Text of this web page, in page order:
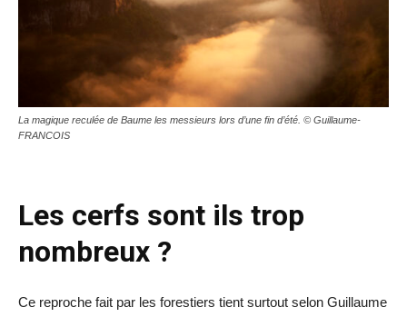
La magique reculée de Baume les messieurs lors d’une fin d’été. © Guillaume-
FRANCOIS
Les cerfs sont ils trop
nombreux ?
Ce reproche fait par les forestiers tient surtout selon Guillaume